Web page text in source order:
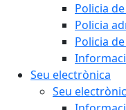
Policia
Policia
Policia
Seu electrònica
Seu